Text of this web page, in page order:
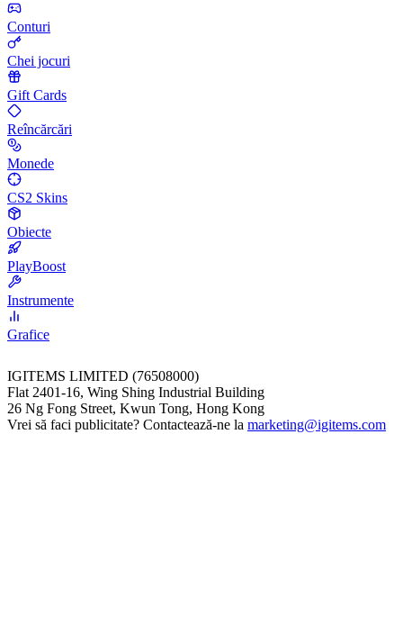
Conturi
Chei jocuri
Gift Cards
Reîncărcări
Monede
CS2 Skins
Obiecte
PlayBoost
Instrumente
Grafice
IGITEMS LIMITED (76508000)
Flat 2401-16, Wing Shing Industrial Building
26 Ng Fong Street, Kwun Tong, Hong Kong
Vrei să faci publicitate? Contactează-ne la marketing@igitems.com